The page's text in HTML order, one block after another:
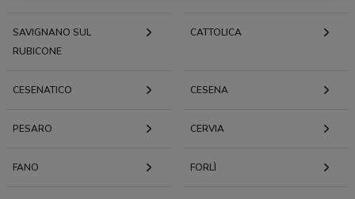
SAVIGNANO SUL
RUBICONE
CATTOLICA
CESENATICO CESENA
PESARO CERVIA
FANO FORLÌ